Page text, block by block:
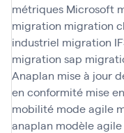
métriques Microsoft
migration migration
industriel migration
migration sap
Anaplan mise à jour
en conformité mise
mobilité mode agile
anaplan modèle